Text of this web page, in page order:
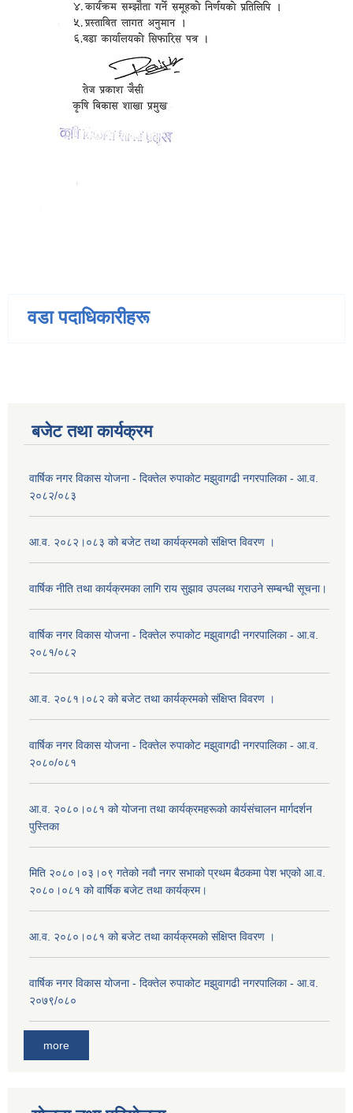
वडा पदाधिकारीहरू
बजेट तथा कार्यक्रम
वार्षिक नगर विकास योजना - दिक्तेल रुपाकोट मझुवागढी नगरपालिका - आ.व.
२०८२/०८३
आ.व. २०८२।०८३ को बजेट तथा कार्यक्रमको संक्षिप्त विवरण ।
वार्षिक नीति तथा कार्यक्रमका लागि राय सुझाव उपलब्ध गराउने सम्बन्धी सूचना।
वार्षिक नगर विकास योजना - दिक्तेल रुपाकोट मझुवागढी नगरपालिका - आ.व.
२०८१/०८२
आ.व. २०८१।०८२ को बजेट तथा कार्यक्रमको संक्षिप्त विवरण ।
वार्षिक नगर विकास योजना - दिक्तेल रुपाकोट मझुवागढी नगरपालिका - आ.व.
२०८०/०८१
आ.व. २०८०।०८१ को योजना तथा कार्यक्रमहरूको कार्यसंचालन मार्गदर्शन
पुस्तिका
मिति २०८०।०३।०९ गतेको नवौ नगर सभाको प्रथम बैठकमा पेश भएको आ.व.
२०८०।०८१ को वार्षिक बजेट तथा कार्यक्रम।
आ.व. २०८०।०८१ को बजेट तथा कार्यक्रमको संक्षिप्त विवरण ।
वार्षिक नगर विकास योजना - दिक्तेल रुपाकोट मझुवागढी नगरपालिका - आ.व.
२०७९/०८०
more